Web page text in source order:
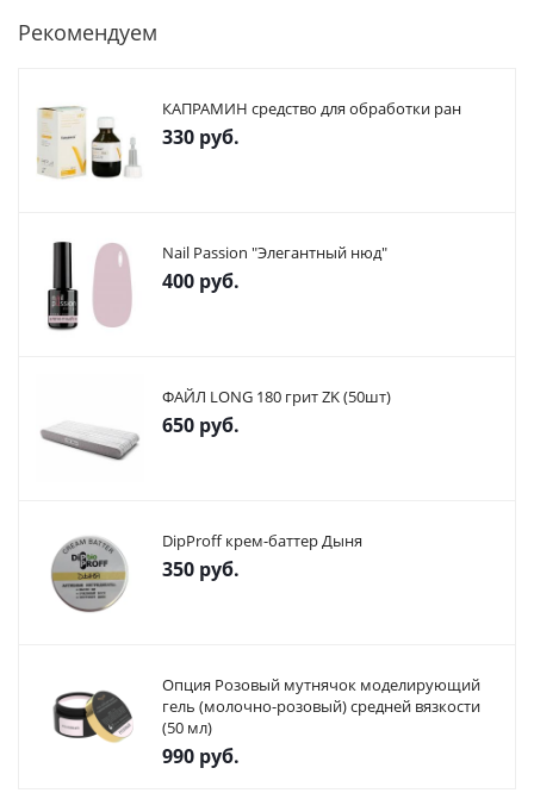
Рекомендуем
КАПРАМИН средство для обработки ран
330 руб.
Nail Passion "Элегантный нюд"
400 руб.
ФАЙЛ LONG 180 грит ZK (50шт)
650 руб.
DipProff крем-баттер Дыня
350 руб.
Опция Розовый мутнячок моделирующий
гель (молочно-розовый) средней вязкости
(50 мл)
990 руб.